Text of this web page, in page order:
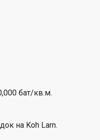
бат/кв.м.
на Koh Larn.